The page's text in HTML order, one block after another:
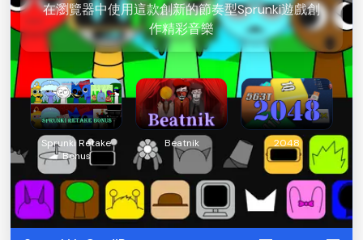
在瀏覽器中使用這款創新的節奏型Sprunki遊戲創
作精彩音樂
Sprunki Retake
Bonus
Beatnik 2048